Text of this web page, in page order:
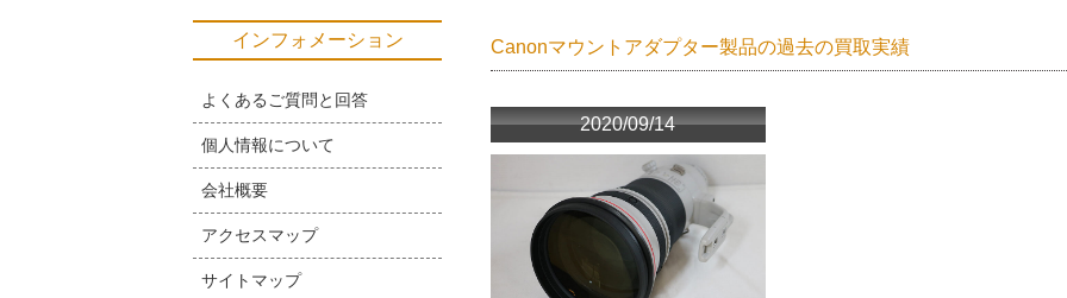
Canonマウントアダプター製品の過去の買取実績
2020/09/14
インフォメーション
よくあるご質問と回答
個人情報について
会社概要
アクセスマップ
サイトマップ